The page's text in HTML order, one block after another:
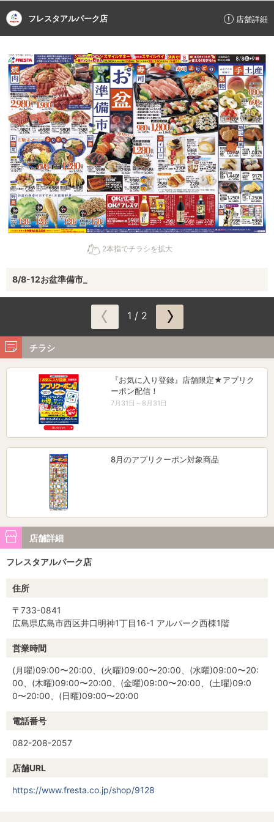
フレスタアルパーク店 店舗詳細
2本指でチラシを拡大
8/8-12お盆準備市_
1 / 2
チラシ
『お気に入り登録』店舗限定★アプリク
ーポン配信！
7月31日～8月31日
8月のアプリクーポン対象商品
店舗詳細
フレスタアルパーク店
住所
〒733-0841
広島県広島市西区井口明神1丁目16-1 アルパーク西棟1階
営業時間
(月曜)09:00〜20:00、(火曜)09:00〜20:00、(水曜)09:00〜20:
00、(木曜)09:00〜20:00、(金曜)09:00〜20:00、(土曜)09:0
0〜20:00、(日曜)09:00〜20:00
電話番号
082-208-2057
店舗URL
https://www.fresta.co.jp/shop/9128